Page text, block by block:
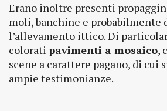
Erano inoltre presenti
moli, banchine e probabilmente
l’allevamento ittico. Di
colorati pavimenti a mosaico,
scene a carattere pagano, di cui
ampie testimonianze.